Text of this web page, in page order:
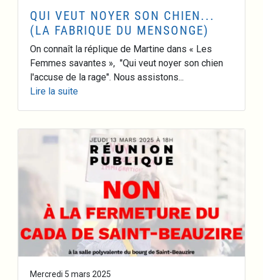
QUI VEUT NOYER SON CHIEN...
(LA FABRIQUE DU MENSONGE)
On connaît la réplique de Martine dans « Les
Femmes savantes », "Qui veut noyer son chien
l'accuse de la rage". Nous assistons...
Lire la suite
Mercredi 5 mars 2025